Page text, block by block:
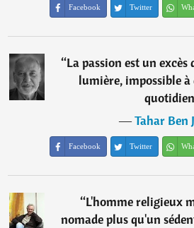
Facebook Twitter
“La passion est un excès
lumière, impossible
―Tahar Ben
Facebook Twitter
“L'homme religieux
nomade plus qu'un